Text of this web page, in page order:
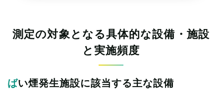
測定の対象となる具体的な設備・施設
と実施頻度
ばい煙発生施設に該当する主な設備